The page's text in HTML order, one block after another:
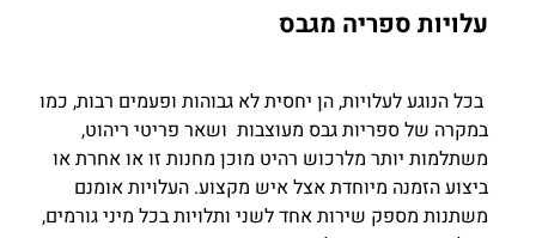
עלויות ספריה מגבס
בכל הנוגע לעלויות, הן יחסית לא גבוהות ופעמים רבות, כמו
במקרה של ספריות גבס מעוצבות ושאר פריטי ריהוט,
משתלמות יותר מלרכוש רהיט מוכן מחנות זו או אחרת או
ביצוע הזמנה מיוחדת אצל איש מקצוע. העלויות אומנם
משתנות מספק שירות אחד לשני ותלויות בכל מיני גורמים,